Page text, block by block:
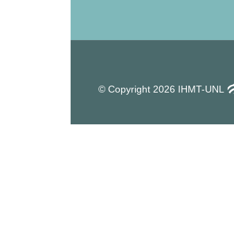
© Copyright 2026 IHMT-UNL